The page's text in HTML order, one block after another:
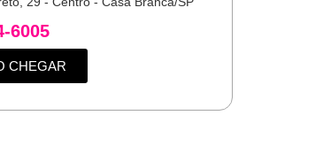
6005
CHEGAR